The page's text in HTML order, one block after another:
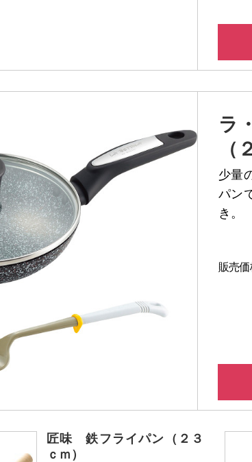
ラ
（
少量
パン
き。
販売
匠味 鉄フライパン（２３
ｃｍ）